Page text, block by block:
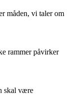
måden, vi taler om
rammer påvirker
skal være